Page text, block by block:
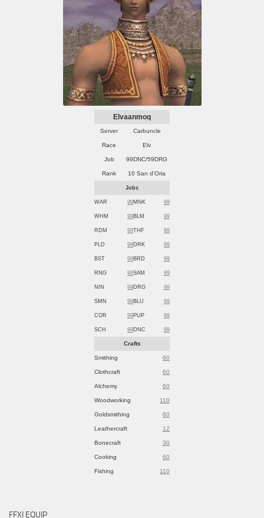
Elvaanmoq
Server Carbuncle
Race Elv
Job 99DNC/59DRG
Rank 10 San d'Oria
Jobs
WAR 99MNK 99
WHM 99BLM 99
RDM 99THF 99
PLD 99DRK 99
BST 99BRD 99
RNG 99SAM 99
NIN 99DRG 99
SMN 99BLU 99
COR 99PUP 99
SCH 99DNC 99
Crafts
Smithing 60
Clothcraft 60
Alchemy 60
Woodworking 110
Goldsmithing 60
Leathercraft 12
Bonecraft 30
Cooking 60
Fishing 110
FFXI EQUIP